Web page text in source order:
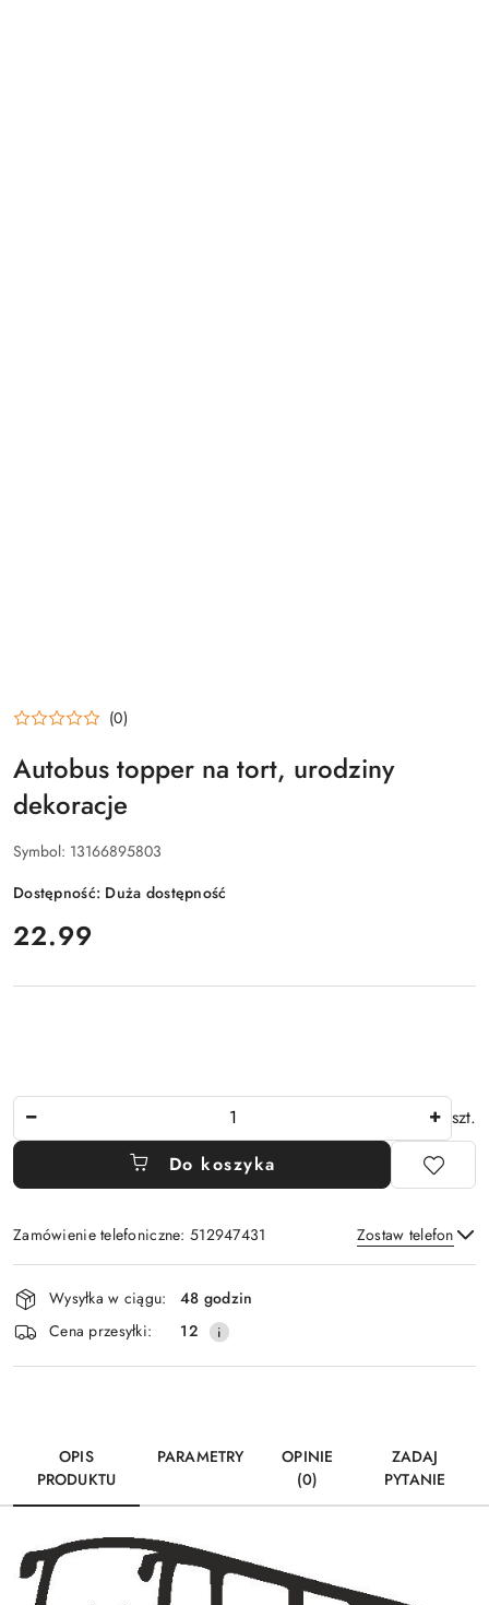
(0)
Autobus topper na tort, urodziny
dekoracje
Symbol: 13166895803
Dostępność: Duża dostępność
cena:
22.99
szt.
Do koszyka
Zamówienie telefoniczne: 512947431 Zostaw telefon
Wyślij
Dostępność
i
dostawa
Wysyłka w ciągu:
48 godzin
Cena przesyłki:
12
OPIS
PRODUKTU
PARAMETRY
OPINIE
(0)
ZADAJ
PYTANIE